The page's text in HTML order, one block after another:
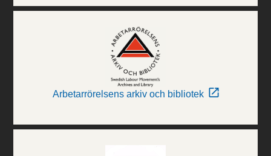
Arbetarrörelsens arkiv och bibliotek